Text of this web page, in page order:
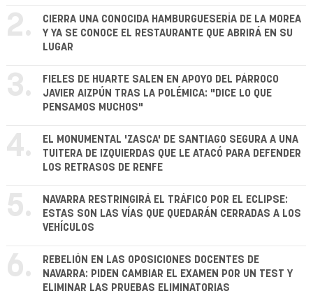
2.
CIERRA UNA CONOCIDA HAMBURGUESERÍA DE LA MOREA
Y YA SE CONOCE EL RESTAURANTE QUE ABRIRÁ EN SU
LUGAR
3.
FIELES DE HUARTE SALEN EN APOYO DEL PÁRROCO
JAVIER AIZPÚN TRAS LA POLÉMICA: "DICE LO QUE
PENSAMOS MUCHOS"
4.
EL MONUMENTAL 'ZASCA' DE SANTIAGO SEGURA A UNA
TUITERA DE IZQUIERDAS QUE LE ATACÓ PARA DEFENDER
LOS RETRASOS DE RENFE
5.
NAVARRA RESTRINGIRÁ EL TRÁFICO POR EL ECLIPSE:
ESTAS SON LAS VÍAS QUE QUEDARÁN CERRADAS A LOS
VEHÍCULOS
6.
REBELIÓN EN LAS OPOSICIONES DOCENTES DE
NAVARRA: PIDEN CAMBIAR EL EXAMEN POR UN TEST Y
ELIMINAR LAS PRUEBAS ELIMINATORIAS